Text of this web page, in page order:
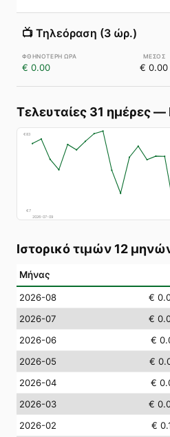
📺 Τηλεόραση (3 ώρ.)
€ 0.00 € 0.00
Τελευταίες 31 ημέρες—
€83
€7
2026-07-09
Ιστορικό τιμών 12
Μήνας
2026-08 €
2026-07
€
2026-06
€
2026-05
€
2026-04
€
2026-03
€
2026-02
€